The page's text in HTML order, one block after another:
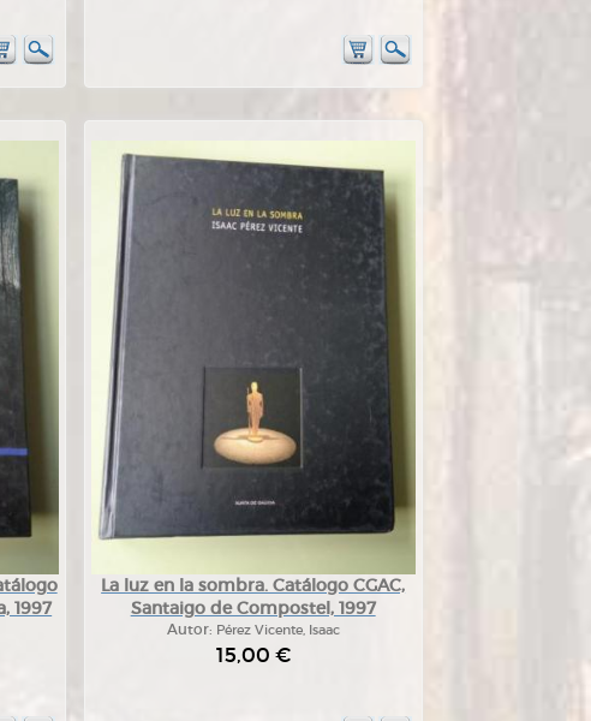
1997
La luz en la sombra. Catálogo CGAC,
Santaigo de Compostel, 1997
Autor: Pérez Vicente, Isaac
15,00 €